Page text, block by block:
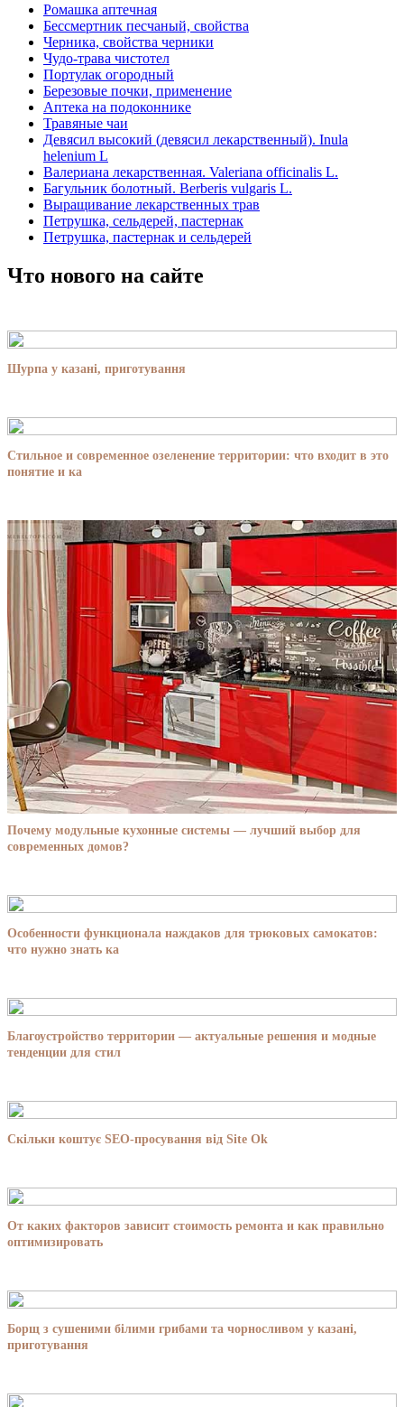
Ромашка аптечная
Бессмертник песчаный, свойства
Черника, свойства черники
Чудо-трава чистотел
Портулак огородный
Березовые почки, применение
Аптека на подоконнике
Травяные чаи
Девясил высокий (девясил лекарственный). Inula
helenium L
Валериана лекарственная. Valeriana officinalis L.
Багульник болотный. Berberis vulgaris L.
Выращивание лекарственных трав
Петрушка, сельдерей, пастернак
Петрушка, пастернак и сельдерей
Что нового на сайте
Шурпа у казані, приготування
Стильное и современное озеленение территории: что входит в это
понятие и ка
Почему модульные кухонные системы — лучший выбор для
современных домов?
Особенности функционала наждаков для трюковых самокатов:
что нужно знать ка
Благоустройство территории — актуальные решения и модные
тенденции для стил
Скільки коштує SEO-просування від Site Ok
От каких факторов зависит стоимость ремонта и как правильно
оптимизировать
Борщ з сушеними білими грибами та чорносливом у казані,
приготування